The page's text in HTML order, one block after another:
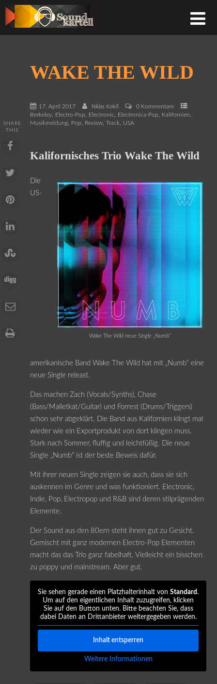
WAKE THE WILD
17. April 2017 Niklas Kolell
0 Kommentare
Berkeley, Electro-Pop, Electronic, Electronica-Pop, Kalifornien,
Musikmeldung, Pop, Review, Track, USA
SHARE
THIS
Kalifornisches Trio Wake The Wild
Wake The Wild neue Single „Numb“
Die
US-
amerikanische Band Wake The Wild hat mit „Numb“ eine
neue Single releast.
Das machen Zach (Vocals/Synths), Chase
(Bass/Malletkat/Guitar) und Forrest (Drums/Triggers)
schon sehr abgeklärt. Die Band aus Kalifornien klingt mal
wieder wie ein Exportprodukt von dort klingen muss.
Stark nach Sommer, fluffig und leichtfüßig. Die neue
Single „Numb“ ist der beste Beweis dafür.
Mit ihrer neuen Single zeigen sie auch, dass sie sich
auskennen im Genre und was funktioniert. Electronic,
Indie, Pop, Electropop und R&B sind deren stilprägenden
Elemente.
Der Sound aus den 80ern steht ihnen gut zu Gesicht.
Gemischt mit ganz modernen Electro-Pop Elementen
macht das das Trio ganz fabelhaft. Vielleicht ein bisschen
zu poppy und mainstream. Aber gut.
Sie sehen gerade einen Platzhalterinhalt von Standard .
Um auf den eigentlichen Inhalt zuzugreifen, klicken
Sie auf den Button unten. Bitte beachten Sie, dass
dabei Daten an Drittanbieter weitergegeben werden.
Inhalt entsperren
Weitere Informationen